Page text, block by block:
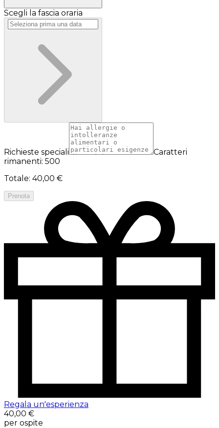
Scegli la fascia oraria
Richieste speciali
Caratteri
rimanenti: 500
Totale: 40,00 €
Prenota
Regala un'esperienza
40,00 €
per ospite